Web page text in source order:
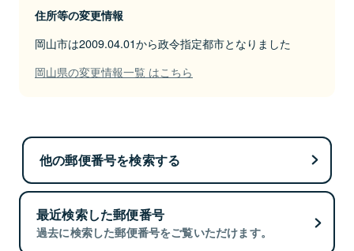
住所等の変更情報
岡山市は2009.04.01から政令指定都市となりました
岡山県の変更情報一覧 はこちら
他の郵便番号を検索する
最近検索した郵便番号
過去に検索した郵便番号をご覧いただけます。